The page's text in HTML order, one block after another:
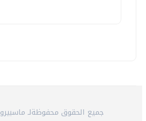
© 2026 جميع الحقوق محفوظةلـ ماسبيرو